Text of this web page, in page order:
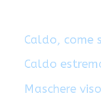
Caldo, come
Caldo
Maschere